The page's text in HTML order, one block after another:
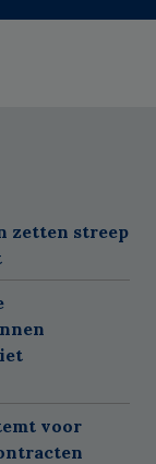
zetten streep
voor